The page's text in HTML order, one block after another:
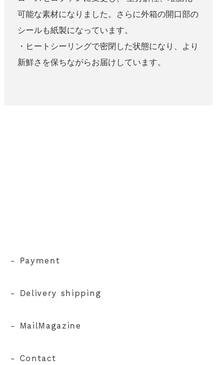
可能な素材になりました。さらに外箱の開口部の
シールも紙製になっています。
・ヒートシーリングで密閉した状態になり、より
新鮮さを保ちながらお届けしています。
- Payment
- Delivery shipping
- MailMagazine
- Contact